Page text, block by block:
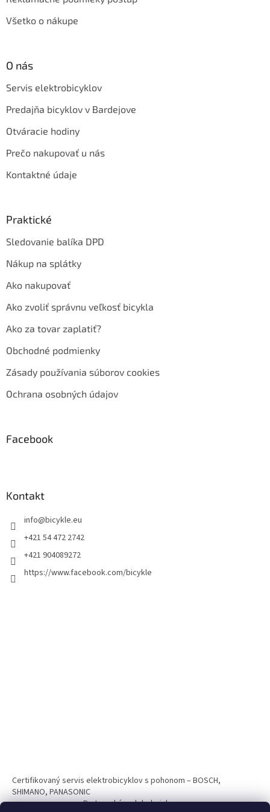
Všetko o nákupe
O nás
Servis elektrobicyklov
Predajňa bicyklov v Bardejove
Otváracie hodiny
Prečo nakupovať u nás
Kontaktné údaje
Praktické
Sledovanie balíka DPD
Nákup na splátky
Ako nakupovať
Ako zvoliť správnu veľkosť bicykla
Ako za tovar zaplatiť?
Obchodné podmienky
Zásady používania súborov cookies
Ochrana osobných údajov
Facebook
Kontakt
info@bicykle.eu
+421 54 472 2742
+421 904089272
https://www.facebook.com/bicykle
Certifikovaný servis elektrobicyklov s pohonom – BOSCH,
SHIMANO, PANASONIC
Partnerský web hokejshop.eu